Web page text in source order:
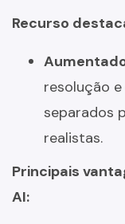
Recurso
resolução
separados
realistas.
Principais
AI: